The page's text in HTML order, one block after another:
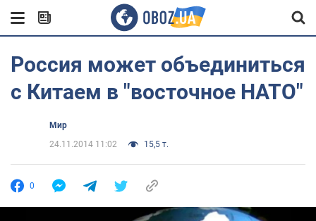
Россия может объединиться
с Китаем в "восточное НАТО"
Мир
24.11.2014 11:02
15,5 т.
0